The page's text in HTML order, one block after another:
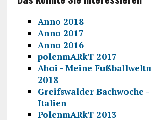
Anno 2018
Anno 2017
Anno 2016
polenmARkT 2017
Ahoi - Meine
2018
Greifswalder Bachwoche -
Italien
PolenmARkT 2013